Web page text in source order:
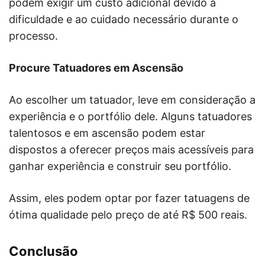
dificuldade e ao cuidado necessário durante o
processo.
Procure Tatuadores em Ascensão
Ao escolher um tatuador, leve em consideração a
experiência e o portfólio dele. Alguns tatuadores
talentosos e em ascensão podem estar
dispostos a oferecer preços mais acessíveis para
ganhar experiência e construir seu portfólio.
Assim, eles podem optar por fazer tatuagens de
ótima qualidade pelo preço de até R$ 500 reais.
Conclusão